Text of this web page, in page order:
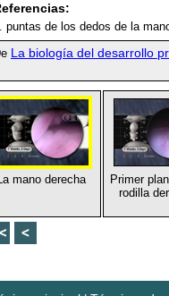
PD
puntas de los dedos de la
La biología del desarrollo
mano derecha
Primer
rodilla